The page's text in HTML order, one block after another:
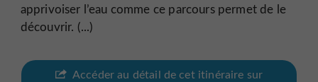
apprivoiser l’eau comme ce parcours permet de le
découvrir. (...)
Accéder au détail de cet itinéraire sur